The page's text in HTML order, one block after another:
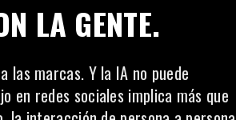
LA GENTE.
las marcas. Y la IA no puede
en redes sociales implica más que